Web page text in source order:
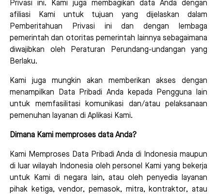
Privasi ini. Kami juga membagikan data Anda dengan
afiliasi Kami untuk tujuan yang dijelaskan dalam
Pemberitahuan Privasi ini dan dengan lembaga
pemerintah dan otoritas pemerintah lainnya sebagaimana
diwajibkan oleh Peraturan Perundang-undangan yang
Berlaku.
Kami juga mungkin akan memberikan akses dengan
menampilkan Data Pribadi Anda kepada Pengguna lain
untuk memfasilitasi komunikasi dan/atau pelaksanaan
pemenuhan layanan di Aplikasi Kami.
Dimana Kami memproses data Anda?
Kami Memproses Data Pribadi Anda di Indonesia maupun
di luar wilayah Indonesia oleh personel Kami yang bekerja
untuk Kami di negara lain, atau oleh penyedia layanan
pihak ketiga, vendor, pemasok, mitra, kontraktor, atau